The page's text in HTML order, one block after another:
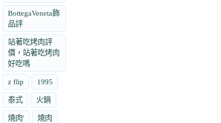
BottegaVeneta飾
品評
站著吃烤肉評
價，站著吃烤肉
好吃嗎
z flip 1995
泰式 火鍋
燒肉' 燒肉